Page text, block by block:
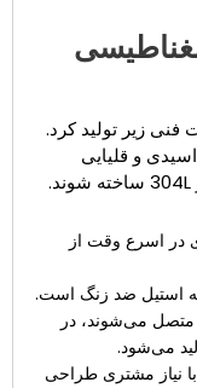
زیر تولید کرد.
و قلیایی
در اسرع وقت از
استیل ضد زنگ است.
متصل می‌شوند، در
نیاز مشتری طراحی